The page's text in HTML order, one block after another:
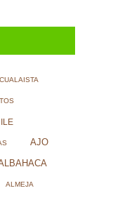
AJO
ALMEJA